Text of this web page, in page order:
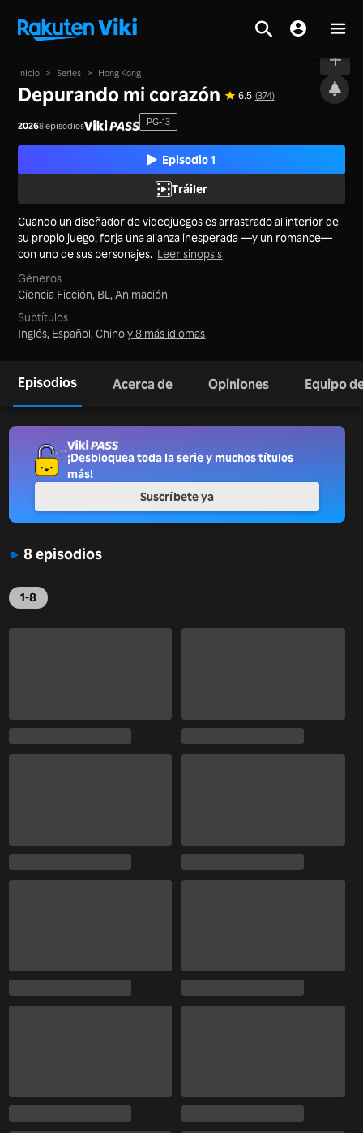
Al aire
Inicio > Series > Hong Kong
Depurando mi corazón 6.5 (374)
20268 episodios PG-13
Episodio 1
Tráiler
Cuando un diseñador de videojuegos es arrastrado al interior de
su propio juego, forja una alianza inesperada —y un romance—
con uno de sus personajes. Leer sinopsis
Géneros
Ciencia Ficción, BL,Animación
Subtítulos
Inglés, Español, Chinoy 8 más idiomas
Episodios Acerca de Opiniones Equipo
8 episodios
1-8
¡Desbloquea toda la serie y muchos títulos
más!
Suscríbete ya